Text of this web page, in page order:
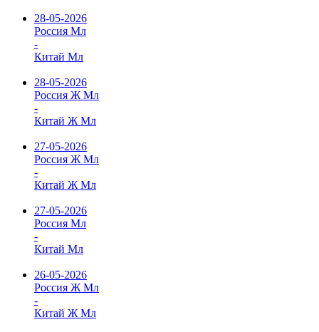
28-05-2026
Россия Мл
-
Китай Мл
28-05-2026
Россия Ж Мл
-
Китай Ж Мл
27-05-2026
Россия Ж Мл
-
Китай Ж Мл
27-05-2026
Россия Мл
-
Китай Мл
26-05-2026
Россия Ж Мл
-
Китай Ж Мл